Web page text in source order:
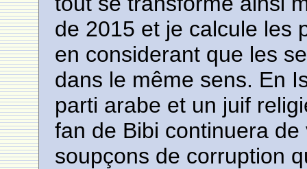
de 2015 et je calcule les
en considerant que les
dans le même sens. En
parti arabe et un juif
fan de Bibi continuera
soupçons de corruption